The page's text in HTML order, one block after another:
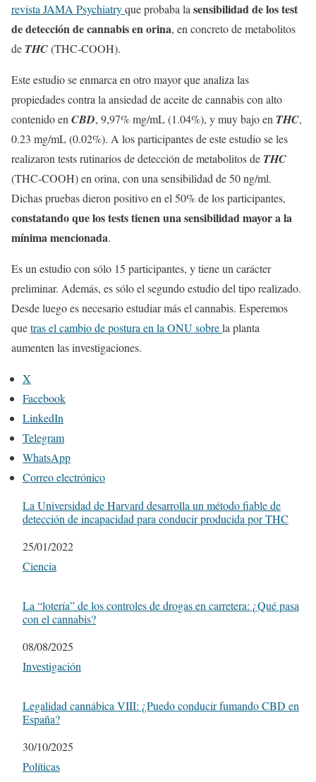
revista JAMA Psychiatryque probaba la sensibilidad de los test
de detección de cannabis en orina, en concreto de metabolitos
de THC(THC-COOH).
Este estudio se enmarca en otro mayor que analiza las
propiedades contra la ansiedad de aceite de cannabis con alto
contenido en CBD, 9,97% mg/mL (1.04%), y muy bajo en THC,
0.23 mg/mL (0.02%). A los participantes de este estudio se les
realizaron tests rutinarios de detección de metabolitos de THC
(THC-COOH) en orina, con una sensibilidad de 50 ng/ml.
Dichas pruebas dieron positivo en el 50% de los participantes,
constatando que los tests tienen una sensibilidad mayor a la
mínima mencionada.
Es un estudio con sólo 15 participantes, y tiene un carácter
preliminar. Además, es sólo el segundo estudio del tipo realizado.
Desde luego es necesario estudiar más el cannabis. Esperemos
quetras el cambio de postura en la ONU sobrela planta
aumenten las investigaciones.
X
Facebook
LinkedIn
Telegram
WhatsApp
Correo electrónico
La Universidad de Harvard desarrolla un método fiable de
detección de incapacidad para conducir producida por THC
Fecha
25/01/2022
Respecto a
Ciencia
La “lotería” de los controles de drogas en carretera: ¿Qué pasa
con el cannabis?
Fecha
08/08/2025
Respecto a
Investigación
Legalidad cannábica VIII: ¿Puedo conducir fumando CBD en
España?
Fecha
30/10/2025
Respecto a
Políticas